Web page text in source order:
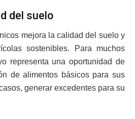
del suelo
mejora la calidad del suelo y
sostenibles. Para muchos
representa una oportunidad de
de alimentos básicos para sus
generar excedentes para su